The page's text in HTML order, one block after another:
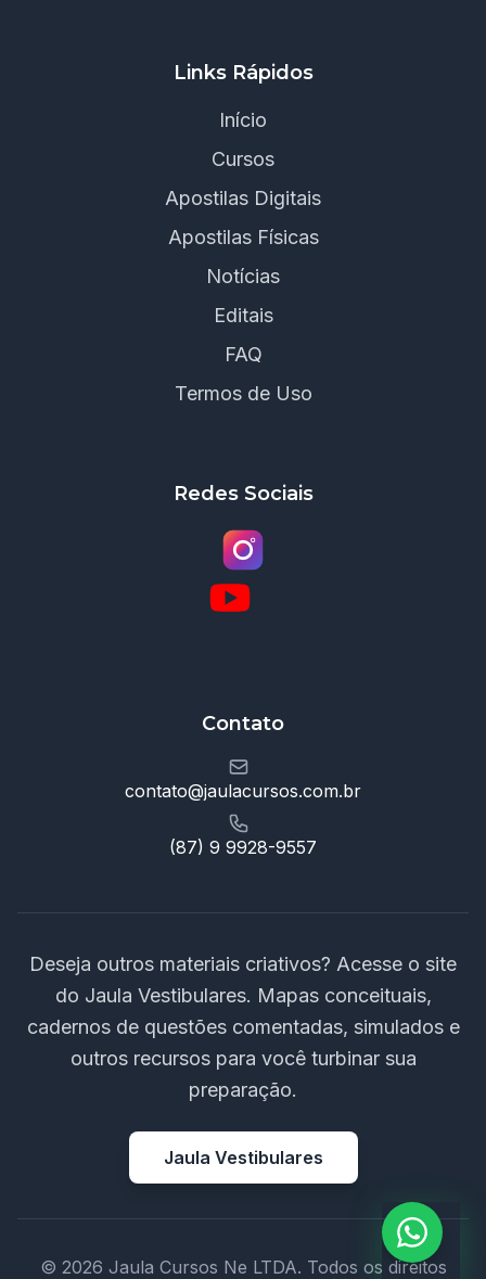
Links Rápidos
Início
Cursos
Apostilas Digitais
Apostilas Físicas
Notícias
Editais
FAQ
Termos de Uso
Redes Sociais
Contato
contato@jaulacursos.com.br
(87) 9 9928-9557
Deseja outros materiais criativos? Acesse o site
do Jaula Vestibulares. Mapas conceituais,
cadernos de questões comentadas, simulados e
outros recursos para você turbinar sua
preparação.
Jaula Vestibulares
© 2026 Jaula Cursos Ne LTDA. Todos os direitos